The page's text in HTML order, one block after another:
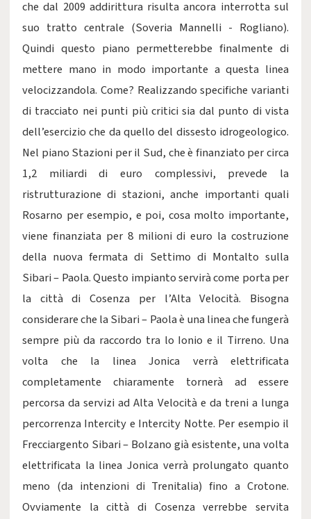
che dal 2009 addirittura risulta ancora interrotta sul
suo tratto centrale (Soveria Mannelli - Rogliano).
Quindi questo piano permetterebbe finalmente di
mettere mano in modo importante a questa linea
velocizzandola. Come? Realizzando specifiche varianti
di tracciato nei punti più critici sia dal punto di vista
dell’esercizio che da quello del dissesto idrogeologico.
Nel piano Stazioni per il Sud, che è finanziato per circa
1,2 miliardi di euro complessivi, prevede la
ristrutturazione di stazioni, anche importanti quali
Rosarno per esempio, e poi, cosa molto importante,
viene finanziata per 8 milioni di euro la costruzione
della nuova fermata di Settimo di Montalto sulla
Sibari – Paola. Questo impianto servirà come porta per
la città di Cosenza per l’Alta Velocità. Bisogna
considerare che la Sibari – Paola è una linea che fungerà
sempre più da raccordo tra lo Ionio e il Tirreno. Una
volta che la linea Jonica verrà elettrificata
completamente chiaramente tornerà ad essere
percorsa da servizi ad Alta Velocità e da treni a lunga
percorrenza Intercity e Intercity Notte. Per esempio il
Frecciargento Sibari – Bolzano già esistente, una volta
elettrificata la linea Jonica verrà prolungato quanto
meno (da intenzioni di Trenitalia) fino a Crotone.
Ovviamente la città di Cosenza verrebbe servita